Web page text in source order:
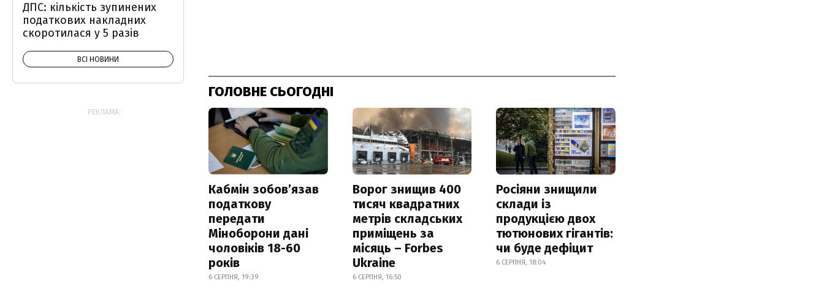
ГОЛОВНЕ СЬОГОДНІ
Кабмін зобовʼязав
податкову
передати
Міноборони дані
чоловіків 18-60
років
6 СЕРПНЯ, 19:39
Ворог знищив 400
тисяч квадратних
метрів складських
приміщень за
місяць – Forbes
Ukraine
6 СЕРПНЯ, 16:50
Росіяни знищили
склади із
продукцією двох
тютюнових гігантів:
чи буде дефіцит
6 СЕРПНЯ, 18:04
ДПС: кількість зупинених
податкових накладних
скоротилася у 5 разів
ВСІ НОВИНИ
РЕКЛАМА: